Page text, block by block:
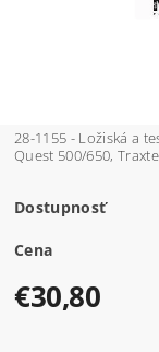
28-1155 - Ložiská a
Quest 500/650,
Dostupnosť
Cena
€30,80